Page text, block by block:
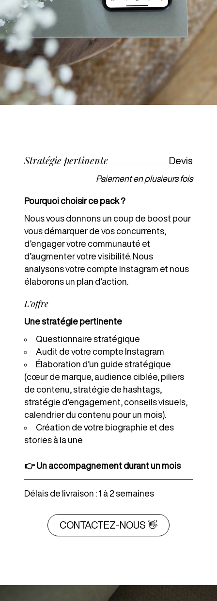
Stratégie pertinente Devis
Paiement en plusieurs fois
Pourquoi choisir ce pack ?
Nous vous donnons un coup de boost pour
vous démarquer de vos concurrents,
d’engager votre communauté et
d’augmenter votre visibilité. Nous
analysons votre compte Instagram et nous
élaborons un plan d’action.
L’offre
Une stratégie pertinente
Questionnaire stratégique
Audit de votre compte Instagram
Élaboration d’un guide stratégique
(cœur de marque, audience ciblée, piliers
de contenu, stratégie de hashtags,
stratégie d’engagement, conseils visuels,
calendrier du contenu pour un mois).
Création de votre biographie et des
stories à la une
👉​ Un accompagnement durant un mois
Délais de livraison : 1 à 2 semaines
CONTACTEZ-NOUS 👋​